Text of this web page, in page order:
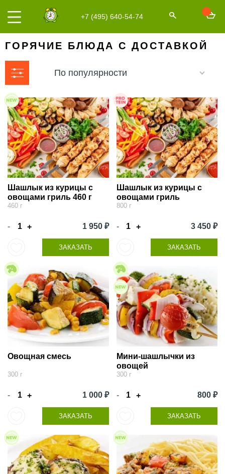
+7 (495) 640-54-74
ГОРЯЧИЕ БЛЮДА С ДОСТАВКОЙ
По популярности
Шашлык из курицы с
овощами гриль 460 г
460 г
- + 1 950 ₽
ЗАКАЗАТЬ
Шашлык из курицы с
овощами гриль
800 г
- + 3 450 ₽
ЗАКАЗАТЬ
Овощная смесь
300 г
- + 1 000 ₽
ЗАКАЗАТЬ
Мини-шашлычки из
овощей
300 г
- + 800 ₽
ЗАКАЗАТЬ